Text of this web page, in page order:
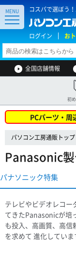
コスパで選ぼう
ログイン お
MENU
全国店舗情報
初
PCパーツ・周
パソコン工房通販トップ
Panasonic
パナソニック特集
テレビやビデオレコー
てきたPanasonicが培
も投入、高画質、高信
を求めて 進化していま